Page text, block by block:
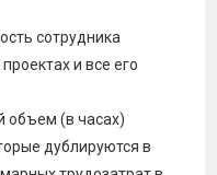
сотрудника
и все его
объем (в часах)
дублируются в